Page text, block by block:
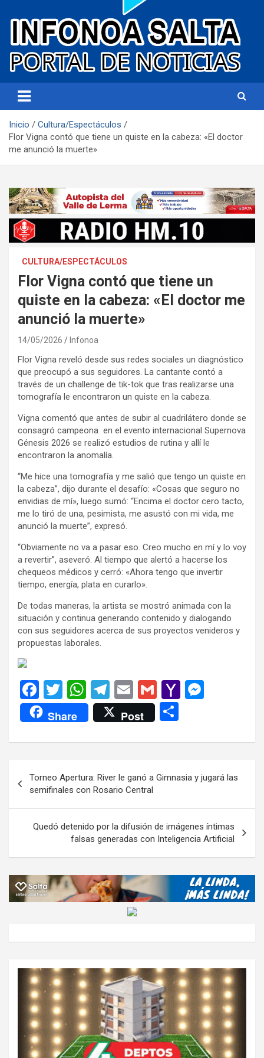
Infonoa Salta
Inicio
Cultura/Espectáculos
Flor Vigna contó que tiene un quiste en la cabeza: «El doctor
me anunció la muerte»
CULTURA/ESPECTÁCULOS
Flor Vigna contó que tiene un
quiste en la cabeza: «El doctor me
anunció la muerte»
14/05/2026 Infonoa
Flor Vigna reveló desde sus redes sociales un diagnóstico
que preocupó a sus seguidores. La cantante contó a
través de un challenge de tik-tok que tras realizarse una
tomografía le encontraron un quiste en la cabeza.
Vigna comentó que antes de subir al cuadrilátero donde se
consagró campeona en el evento internacional Supernova
Génesis 2026 se realizó estudios de rutina y allí le
encontraron la anomalía.
“Me hice una tomografía y me salió que tengo un quiste en
la cabeza”, dijo durante el desafío: «Cosas que seguro no
envidias de mí», luego sumó: “Encima el doctor cero tacto,
me lo tiró de una, pesimista, me asustó con mi vida, me
anunció la muerte”, expresó.
“Obviamente no va a pasar eso. Creo mucho en mí y lo voy
a revertir”, aseveró. Al tiempo que alertó a hacerse los
chequeos médicos y cerró: «Ahora tengo que invertir
tiempo, energía, plata en curarlo».
De todas maneras, la artista se mostró animada con la
situación y continua generando contenido y dialogando
con sus seguidores acerca de sus proyectos venideros y
propuestas laborales.
F
a
ce
b
o
k
T
wi
tt
er
W
h
at
s
p
p
T
el
e
gr
m
E
m
ail
G
m
ail
Y
o
M
ail
n
er
Share Post
m
p
ar
tir
de
entradas
Torneo Apertura: River le ganó a Gimnasia y jugará las
semifinales con Rosario Central
Quedó detenido por la difusión de imágenes íntimas
falsas generadas con Inteligencia Artificial